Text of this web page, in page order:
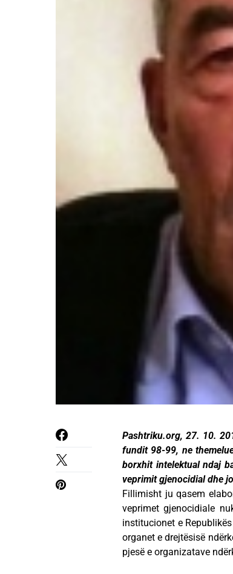
Pashtriku.org, 27. 10.
fundit 98-99, ne
borxhit intelektual ndaj
veprimit gjenocidial dhe
Fillimisht ju qasem
veprimet gjenocidiale
institucionet e
organet e drejtësisë
pjesë e organizatave